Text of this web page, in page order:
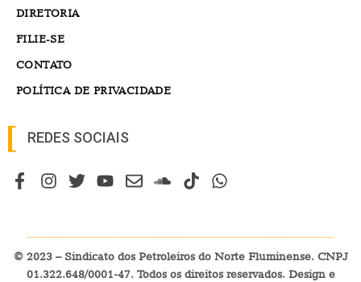
DIRETORIA
FILIE-SE
CONTATO
POLÍTICA DE PRIVACIDADE
REDES SOCIAIS
© 2023 – Sindicato dos Petroleiros do Norte Fluminense. CNPJ
01.322.648/0001-47. Todos os direitos reservados. Design e